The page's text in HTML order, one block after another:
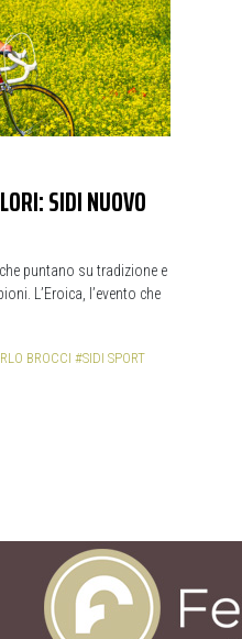
SIDI NUOVO
puntano su tradizione e
L’Eroica, l’evento che
BROCCI #SIDI SPORT